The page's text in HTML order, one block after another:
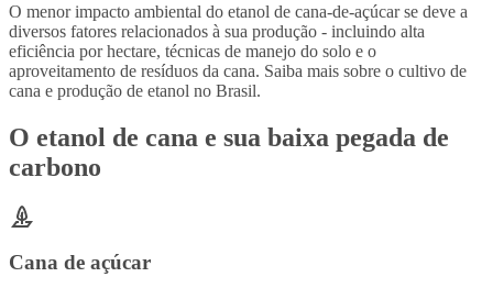
O menor impacto ambiental do etanol de cana-de-açúcar se deve a
diversos fatores relacionados à sua produção - incluindo alta
eficiência por hectare, técnicas de manejo do solo e o
aproveitamento de resíduos da cana. Saiba mais sobre o cultivo de
cana e produção de etanol no Brasil.
O etanol de cana e sua baixa pegada de
carbono
Cana de açúcar